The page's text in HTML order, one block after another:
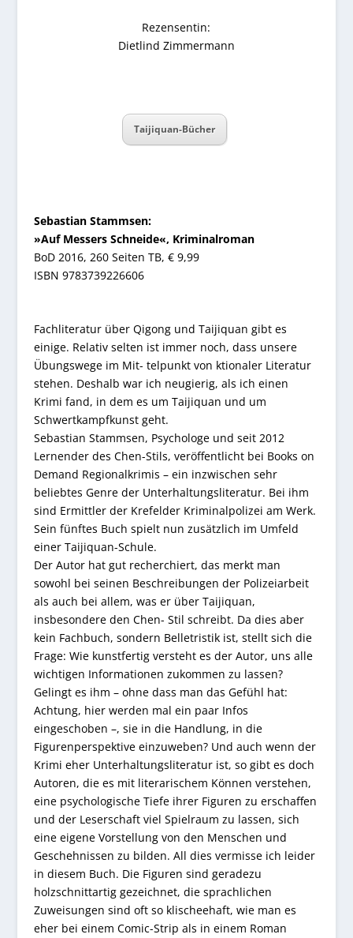
Rezensentin:
Dietlind Zimmermann
Taijiquan-Bücher
Sebastian Stammsen:
»Auf Messers Schneide«, Kriminalroman
BoD 2016, 260 Seiten TB, € 9,99
ISBN 9783739226606
Fachliteratur über Qigong und Taijiquan gibt es
einige. Relativ selten ist immer noch, dass unsere
Übungswege im Mit- telpunkt von ktionaler Literatur
stehen. Deshalb war ich neugierig, als ich einen
Krimi fand, in dem es um Taijiquan und um
Schwertkampfkunst geht.
Sebastian Stammsen, Psychologe und seit 2012
Lernender des Chen-Stils, veröffentlicht bei Books on
Demand Regionalkrimis – ein inzwischen sehr
beliebtes Genre der Unterhaltungsliteratur. Bei ihm
sind Ermittler der Krefelder Kriminalpolizei am Werk.
Sein fünftes Buch spielt nun zusätzlich im Umfeld
einer Taijiquan-Schule.
Der Autor hat gut recherchiert, das merkt man
sowohl bei seinen Beschreibungen der Polizeiarbeit
als auch bei allem, was er über Taijiquan,
insbesondere den Chen- Stil schreibt. Da dies aber
kein Fachbuch, sondern Belletristik ist, stellt sich die
Frage: Wie kunstfertig versteht es der Autor, uns alle
wichtigen Informationen zukommen zu lassen?
Gelingt es ihm – ohne dass man das Gefühl hat:
Achtung, hier werden mal ein paar Infos
eingeschoben –, sie in die Handlung, in die
Figurenperspektive einzuweben? Und auch wenn der
Krimi eher Unterhaltungsliteratur ist, so gibt es doch
Autoren, die es mit literarischem Können verstehen,
eine psychologische Tiefe ihrer Figuren zu erschaffen
und der Leserschaft viel Spielraum zu lassen, sich
eine eigene Vorstellung von den Menschen und
Geschehnissen zu bilden. All dies vermisse ich leider
in diesem Buch. Die Figuren sind geradezu
holzschnittartig gezeichnet, die sprachlichen
Zuweisungen sind oft so klischeehaft, wie man es
eher bei einem Comic-Strip als in einem Roman